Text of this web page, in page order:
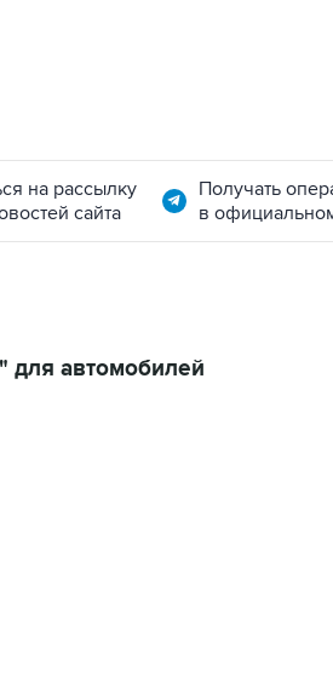
на рассылку
сайта
Получать
в
для автомобилей